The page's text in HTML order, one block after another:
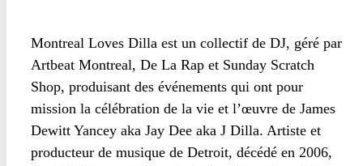
Montreal Loves Dilla est un collectif de DJ, géré par
Artbeat Montreal, De La Rap et Sunday Scratch
Shop, produisant des événements qui ont pour
mission la célébration de la vie et l’œuvre de James
Dewitt Yancey aka Jay Dee aka J Dilla. Artiste et
producteur de musique de Detroit, décédé en 2006,